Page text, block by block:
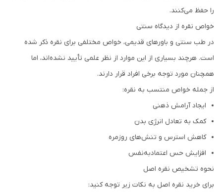
را حفظ می‌کنند.
خواص نقره از دیدگاه سنتی
در طب سنتی و باورهای قدیمی، خواص مختلفی برای نقره ذکر شده
است. هرچند بسیاری از این موارد از نظر علمی تأیید نشده‌اند، اما
همچنان مورد توجه برخی افراد قرار دارند.
از جمله خواص منتسب به نقره:
ایجاد آرامش ذهنی
کمک به تعادل انرژی بدن
کاهش استرس و تنش‌های روزمره
افزایش حس اعتمادبه‌نفس
نحوه تشخیص نقره اصل
برای خرید نقره اصل به نکات زیر توجه کنید: